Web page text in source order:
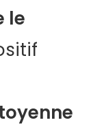
le